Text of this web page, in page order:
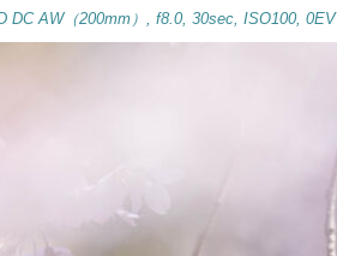
DC AW（200mm）, f8.0, 30sec, ISO100, 0EV